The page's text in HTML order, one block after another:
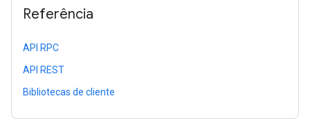
Referência
API RPC
API REST
Bibliotecas de cliente